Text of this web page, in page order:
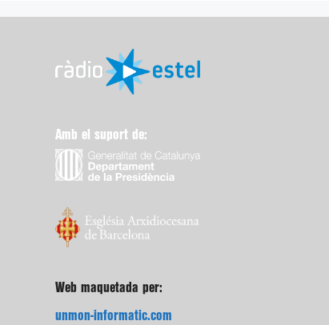
Amb el suport de:
Web maquetada per:
unmon-informatic.com